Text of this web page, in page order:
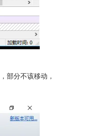
部分不该移动，